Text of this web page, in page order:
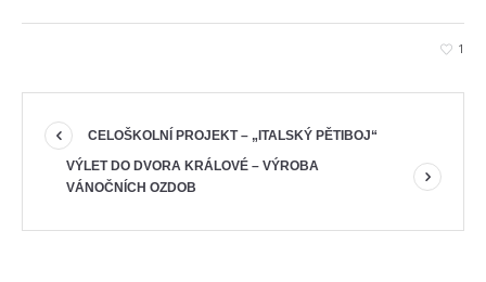
1
CELOŠKOLNÍ PROJEKT – „ITALSKÝ PĚTIBOJ“
VÝLET DO DVORA KRÁLOVÉ – VÝROBA
VÁNOČNÍCH OZDOB